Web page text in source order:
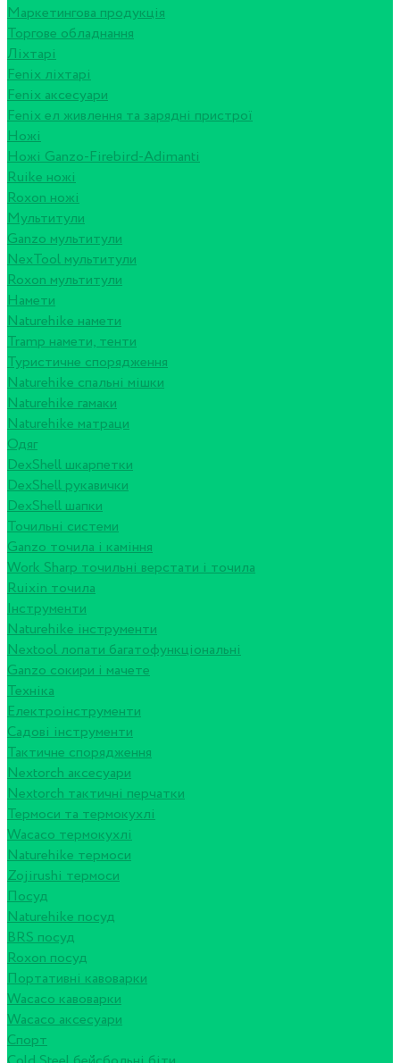
Маркетингова продукція
Торгове обладнання
Ліхтарі
Fenix ліхтарі
Fenix аксесуари
Fenix ел живлення та зарядні пристрої
Ножі
Ножі Ganzo-Firebird-Adimanti
Ruike ножі
Roxon ножi
Мультитули
Ganzo мультитули
NexTool мультитули
Roxon мультитули
Намети
Naturehike намети
Tramp намети, тенти
Туристичне спорядження
Naturehike спальні мішки
Naturehike гамаки
Naturehike матраци
Одяг
DexShell шкарпетки
DexShell рукавички
DexShell шапки
Точильні системи
Ganzo точила і каміння
Work Sharp точильні верстати і точила
Ruixin точила
Інструменти
Naturehike інструменти
Nextool лопати багатофункціональні
Ganzo сокири і мачете
Техніка
Електроінструменти
Садові інструменти
Тактичне спорядження
Nextorch аксесуари
Nextorch тактичні перчатки
Термоси та термокухлі
Wacaco термокухлі
Naturehike термоси
Zojirushi термоси
Посуд
Naturehike посуд
BRS посуд
Roxon посуд
Портативні кавоварки
Wacaco кавоварки
Wacaco аксесуари
Спорт